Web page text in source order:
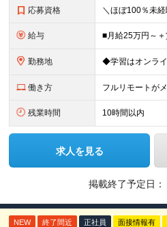
応募資格
給与
勤務地
働き方 フルリモートが
残業時間 10時間以内
求人を見る
掲載終了予定日：
NEW 終了間近 正社員 面接情報有